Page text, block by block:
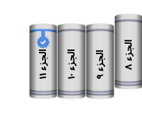
الجزء
٨ الجزء
٩
الجزء
١٠
الجزء
١١